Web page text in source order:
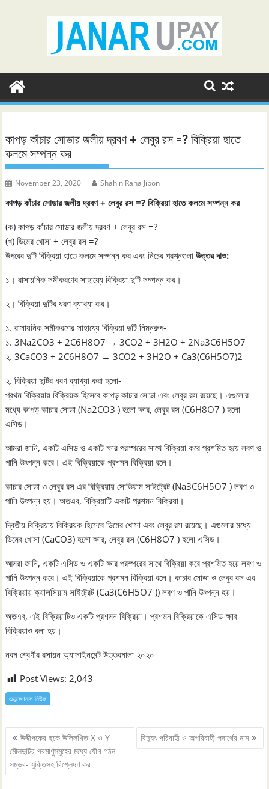
কাপড় কাঁচার সোডার জলীয় দ্রবণ + লেবুর রস =? বিক্রিয়া হাতে
কলমে সম্পন্ন কর
November 23, 2020 Shahin Rana Jibon
কাপড় কাঁচার সোডার জলীয় দ্রবণ + লেবুর রস =? বিক্রিয়া হাতে কলমে সম্পন্ন কর
(ক) কাপড় কাঁচার সোডার জলীয় দ্রবণ + লেবুর রস =?
(খ) ডিমের খোসা + লেবুর রস =?
উপরের দুটি বিক্রিয়া হাতে কলমে সম্পন্ন কর এবং নিচের প্রশ্নগুলাউত্তর দাও:
১। রাসায়নিক সমীকরণের সাহায্যে বিক্রিয়া দুটি সম্পন্ন কর।
২। বিক্রিয়া দুটির ধরণ ব্যাখ্যা কর।
১. রাসায়নিক সমীকরণের সাহায্যে বিক্রিয়া দুটি নিম্নরুপ-
১. 3Na2CO3 + 2C6H8O7 → 3CO2 + 3H2O + 2Na3C6H5O7
২. 3CaCO3 + 2C6H8O7 → 3CO2 + 3H2O + Ca3(C6H5O7)2
২. বিক্রিয়া দুটির ধরণ ব্যাখ্যা করা হলো-
প্রথম বিক্রিয়ায় বিক্রিয়ক হিসেবে কাপড় কাচার সোডা এবং লেবুর রস রয়েছে। এগুলোর
মধ্যে কাপড় কাচার সোডা (Na2CO3 ) হলো ক্ষার, লেবুর রস (C6H8O7 ) হলো
এসিড।
আমরা জানি, একটি এসিড ও একটি ক্ষার পরস্পরের সাথে বিক্রিয়া করে প্রশমিত হয়ে লবণ ও
পানি উৎপন্ন করে। এই বিক্রিয়াকে প্রশমন বিক্রিয়া বলে।
কাচার সোডা ও লেবুর রস এর বিক্রিয়ায় সোডিয়াম সাইট্রেট (Na3C6H5O7 ) লবণ ও
পানি উৎপন্ন হয়। অতএব, বিক্রিয়াটি একটি প্রশমন বিক্রিয়া।
দ্বিতীয় বিক্রিয়ায় বিক্রিয়ক হিসেবে ডিমের খোসা এবং লেবুর রস রয়েছে। এগুলোর মধ্যে
ডিমের খোসা (CaCO3) হলো ক্ষার, লেবুর রস (C6H8O7 ) হলো এসিড।
আমরা জানি, একটি এসিড ও একটি ক্ষার পরস্পরের সাথে বিক্রিয়া করে প্রশমিত হয়ে লবণ ও
পানি উৎপন্ন করে। এই বিক্রিয়াকে প্রশমন বিক্রিয়া বলে। কাচার সোডা ও লেবুর রস এর
বিক্রিয়ায় ক্যালসিয়াম সাইট্রেট (Ca3(C6H5O7 )) লবণ ও পানি উৎপন্ন হয়।
অতএব, এই বিক্রিয়াটিও একটি প্রশমন বিক্রিয়া। প্রশমন বিক্রিয়াকে এসিড-ক্ষার
বিক্রিয়াও বলা হয়।
নবম শ্রেণীর রসায়ন অ্যাসাইনমেন্ট উত্তরমালা ২০২০
Post Views: 2,043
এডুকেশনাল নিউজ
Post
navigation
উদ্দীপকের ছকে উল্লিখিত X ও Y
মৌলদুটির পরমাণুসমুহের মধ্যে যৌগ গঠন
সম্ভব- যুক্তিসহ বিশ্লেষণ কর
বিদ্যুৎ পরিবাহী ও অপরিবাহী পদার্থের নাম